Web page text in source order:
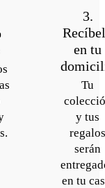
3.
en tu
Tu
y tus
serán
en tu